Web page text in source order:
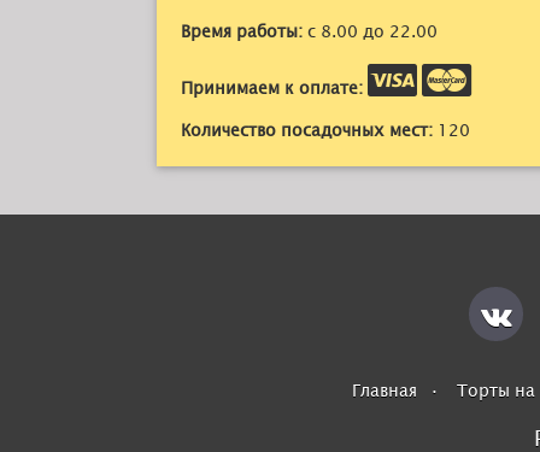
Время работы: с 8.00 до 22.00
Принимаем к оплате:
Количество посадочных мест: 120
Главная Торты на